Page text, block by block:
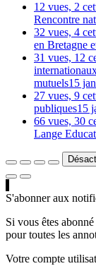
12 vues, 2
Rencontre
32 vues, 4
en Bretagne
31 vues, 12
mutuels15
27 vues, 9
publiques15
66 vues, 30
Lange
S'abonner aux
Si vous êtes
pour toutes les
Votre compte